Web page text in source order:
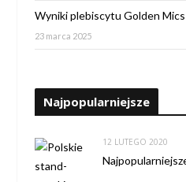
Wyniki plebiscytu Golden
23 marca 2025
Najpopularniejsze
12 LUTEGO 2020